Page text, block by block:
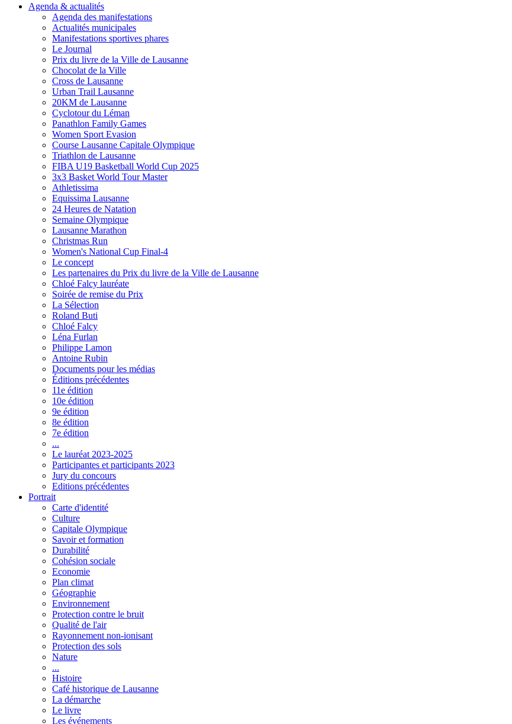
Agenda & actualités
Agenda des manifestations
Actualités municipales
Manifestations sportives phares
Le Journal
Prix du livre de la Ville de Lausanne
Chocolat de la Ville
Cross de Lausanne
Urban Trail Lausanne
20KM de Lausanne
Cyclotour du Léman
Panathlon Family Games
Women Sport Evasion
Course Lausanne Capitale Olympique
Triathlon de Lausanne
FIBA U19 Basketball World Cup 2025
3x3 Basket World Tour Master
Athletissima
Equissima Lausanne
24 Heures de Natation
Semaine Olympique
Lausanne Marathon
Christmas Run
Women's National Cup Final-4
Le concept
Les partenaires du Prix du livre de la Ville de Lausanne
Chloé Falcy lauréate
Soirée de remise du Prix
La Sélection
Roland Buti
Chloé Falcy
Léna Furlan
Philippe Lamon
Antoine Rubin
Documents pour les médias
Éditions précédentes
11e édition
10e édition
9e édition
8e édition
7e édition
...
Le lauréat 2023-2025
Participantes et participants 2023
Jury du concours
Editions précédentes
Portrait
Carte d'identité
Culture
Capitale Olympique
Savoir et formation
Durabilité
Cohésion sociale
Economie
Plan climat
Géographie
Environnement
Protection contre le bruit
Qualité de l'air
Rayonnement non-ionisant
Protection des sols
Nature
...
Histoire
Café historique de Lausanne
La démarche
Le livre
Les événements